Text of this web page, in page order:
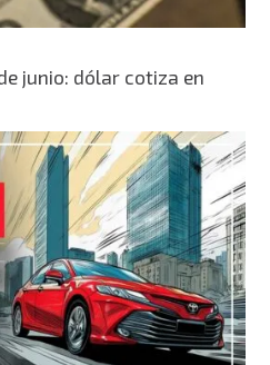
junio: dólar cotiza en